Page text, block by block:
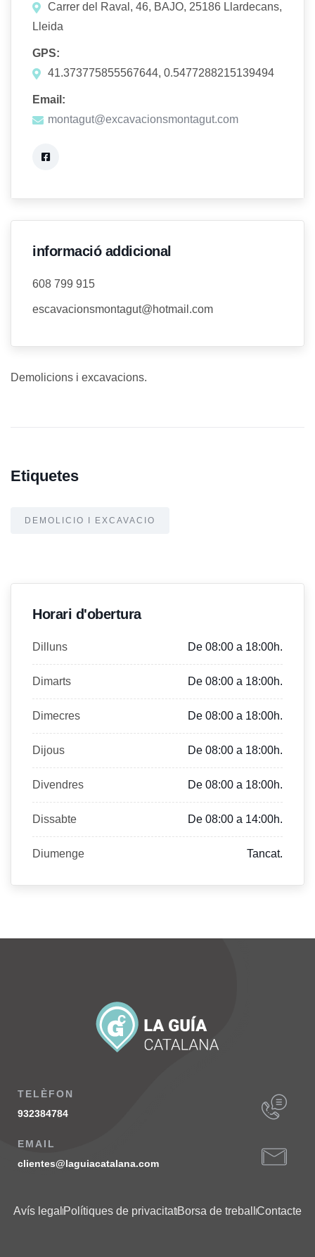
Carrer del Raval, 46, BAJO, 25186 Llardecans,
Lleida
GPS:
41.373775855567644, 0.5477288215139494
Email:
montagut@excavacionsmontagut.com
informació addicional
608 799 915
escavacionsmontagut@hotmail.com
Demolicions i excavacions.
Etiquetes
DEMOLICIO I EXCAVACIO
Horari d'obertura
Dilluns De 08:00 a 18:00h.
Dimarts De 08:00 a 18:00h.
Dimecres De 08:00 a 18:00h.
Dijous De 08:00 a 18:00h.
Divendres De 08:00 a 18:00h.
Dissabte De 08:00 a 14:00h.
Diumenge Tancat.
TELÈFON
932384784
EMAIL
clientes@laguiacatalana.com
Avís legal Polítiques de privacitatBorsa de treball Contacte